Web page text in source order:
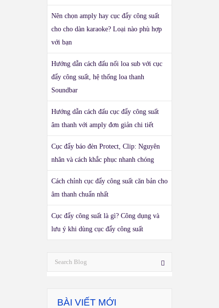
Nên chọn amply hay cục đẩy công suất
cho cho dàn karaoke? Loại nào phù hợp
với bạn
Hướng dẫn cách đấu nối loa sub với cục
đẩy công suất, hệ thống loa thanh
Soundbar
Hướng dẫn cách đấu cục đẩy công suất
âm thanh với amply đơn giản chi tiết
Cục đẩy báo đèn Protect, Clip: Nguyên
nhân và cách khắc phục nhanh chóng
Cách chỉnh cục đẩy công suất căn bản cho
âm thanh chuẩn nhất
Cục đẩy công suất là gì? Công dụng và
lưu ý khi dùng cục đẩy công suất
BÀI VIẾT MỚI